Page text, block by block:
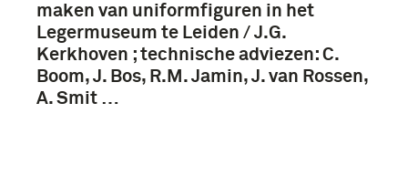
maken van uniformfiguren in het
Legermuseum te Leiden / J.G.
Kerkhoven ; technische adviezen: C.
Boom, J. Bos, R.M. Jamin, J. van Rossen,
A. Smit …